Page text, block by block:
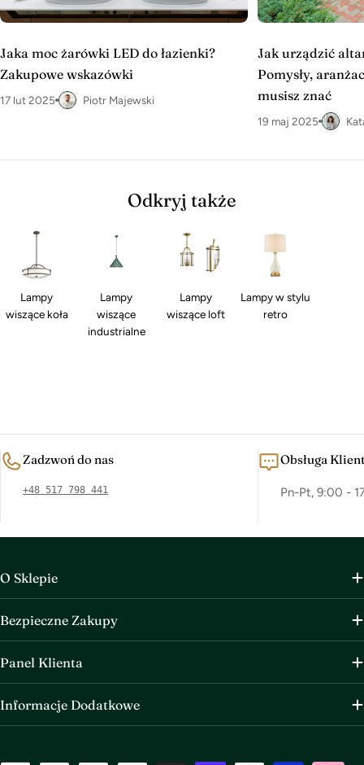
Jaka moc żarówki LED do łazienki?
Zakupowe wskazówki
17 lut 2025 Piotr Majewski
Jak urządzić
Pomysły,
musisz znać
19 maj 2025
Odkryj także
Lampy
wiszące koła
Lampy
wiszące
industrialne
Lampy
wiszące loft
Lampy w stylu
retro
Zadzwoń do nas
+48 517 798 441
Obsługa
Pn-Pt, 9:00 -
O Sklepie
Bezpieczne Zakupy
Panel Klienta
Informacje Dodatkowe